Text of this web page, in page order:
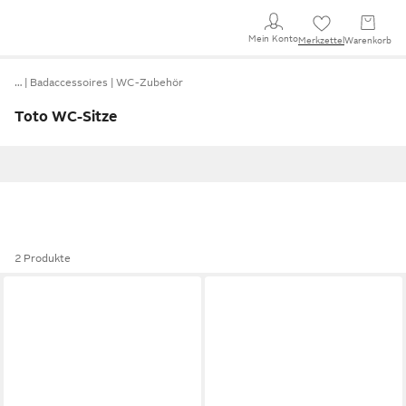
Mein KontoMerkzettel Warenkorb
… Badaccessoires WC-Zubehör
Toto WC-Sitze
2 Produkte